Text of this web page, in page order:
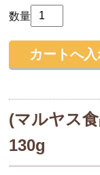
数量
(マルヤス
130g